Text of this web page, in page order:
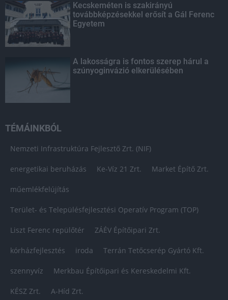
Kecskeméten is szakirányú
továbbképzésekkel erősít a Gál Ferenc
Egyetem
A lakosságra is fontos szerep hárul a
szúnyoginvázió elkerülésében
TÉMÁINKBÓL
Nemzeti Infrastruktúra Fejlesztő Zrt. (NIF)
energetikai beruházás Ke-Víz 21 Zrt. Market Építő Zrt.
műemlékfelújítás
Terület- és Településfejlesztési Operatív Program (TOP)
Liszt Ferenc repülőtér ZÁÉV Építőipari Zrt.
kórházfejlesztés iroda Terrán Tetőcserép Gyártó Kft.
szennyvíz Merkbau Építőipari és Kereskedelmi Kft.
KÉSZ Zrt. A-Híd Zrt.